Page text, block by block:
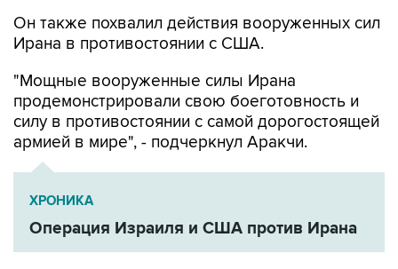
Он также похвалил действия вооруженных сил
Ирана в противостоянии с США.
"Мощные вооруженные силы Ирана
продемонстрировали свою боеготовность и
силу в противостоянии с самой дорогостоящей
армией в мире", - подчеркнул Аракчи.
ХРОНИКА
Операция Израиля и США против Ирана